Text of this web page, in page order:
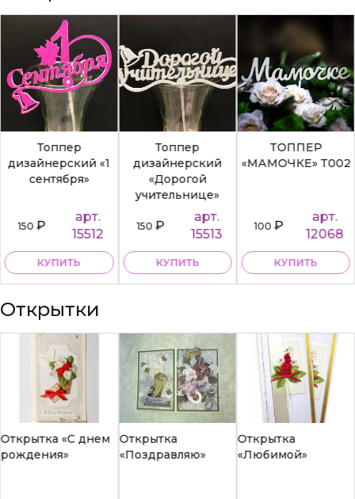
Топпер
дизайнерский «1
сентября»
150₽
арт.
15512
КУПИТЬ
Топпер
дизайнерский
«Дорогой
учительнице»
150₽
арт.
15513
КУПИТЬ
ТОППЕР
«МАМОЧКЕ» Т002
100₽
арт.
12068
КУПИТЬ
Открытки
Открытка «С днем
рождения»
Открытка
«Поздравляю»
Открытка
«Любимой»